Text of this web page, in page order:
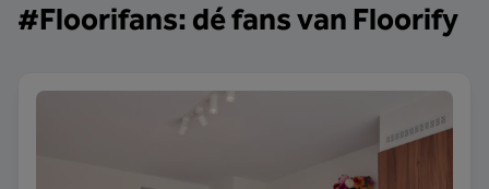
#Floorifans: dé fans van Floorify